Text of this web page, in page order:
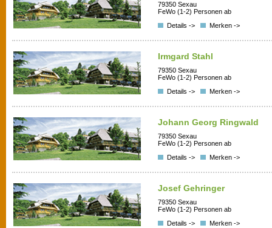
79350 Sexau
FeWo (1-2) Personen ab
Details ->
Merken ->
Irmgard Stahl
79350 Sexau
FeWo (1-2) Personen ab
Details ->
Merken ->
Johann Georg Ringwald
79350 Sexau
FeWo (1-2) Personen ab
Details ->
Merken ->
Josef Gehringer
79350 Sexau
FeWo (1-2) Personen ab
Details ->
Merken ->